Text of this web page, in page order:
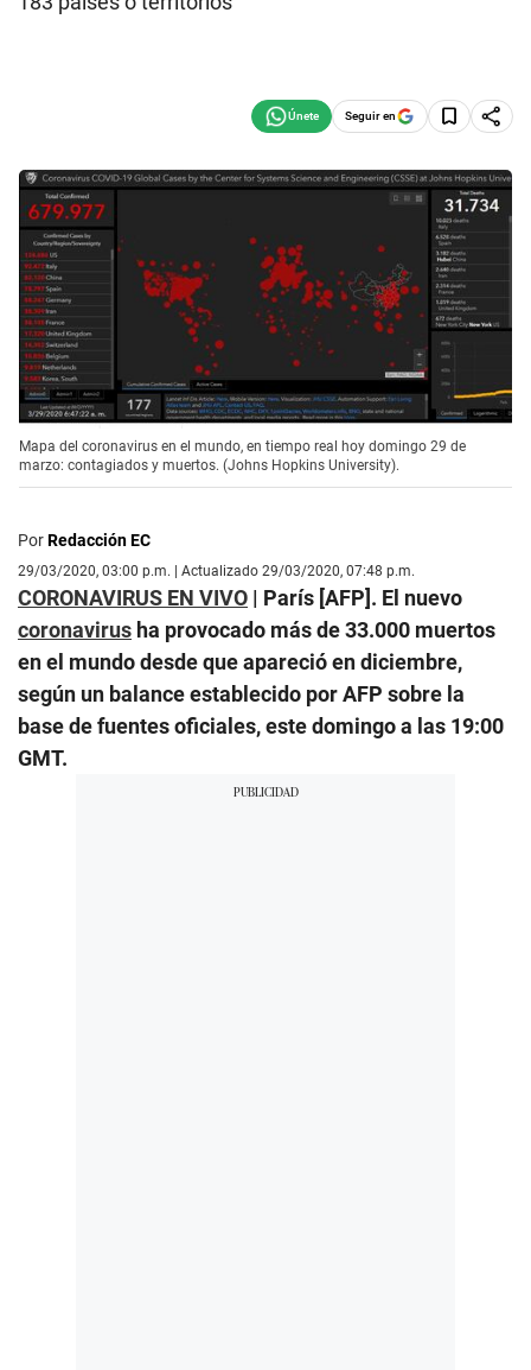
Seguir en
Mapa del coronavirus en el mundo, en tiempo real hoy domingo 29 de
marzo: contagiados y muertos. (Johns Hopkins University).
PorRedacción EC
29/03/2020, 03:00 p.m. | Actualizado 29/03/2020, 07:48 p.m.
CORONAVIRUS EN VIVO | París [AFP]. El nuevo
coronavirus ha provocado más de 33.000 muertos
en el mundo desde que apareció en diciembre,
según un balance establecido por AFP sobre la
base de fuentes oficiales, este domingo a las 19:00
GMT.